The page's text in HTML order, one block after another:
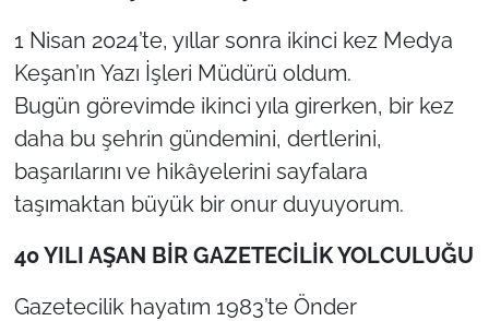
1 Nisan 2024’te, yıllar sonra ikinci kez Medya
Keşan’ın Yazı İşleri Müdürü oldum.
Bugün görevimde ikinci yıla girerken, bir kez
daha bu şehrin gündemini, dertlerini,
başarılarını ve hikâyelerini sayfalara
taşımaktan büyük bir onur duyuyorum.
40 YILI AŞAN BİR GAZETECİLİK YOLCULUĞU
Gazetecilik hayatım 1983’te Önder